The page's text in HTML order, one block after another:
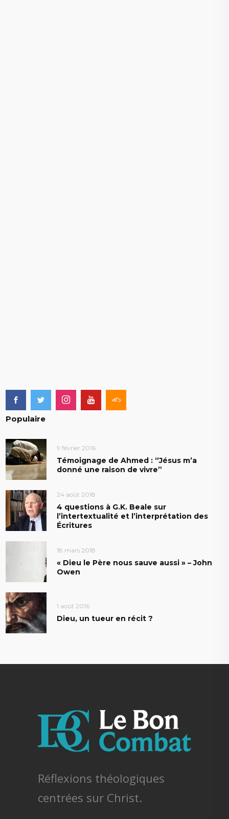
Populaire
9 février 2016
Témoignage de Ahmed : “Jésus m’a
donné une raison de vivre”
24 août 2018
4 questions à G.K. Beale sur
l’intertextualité et l’interprétation des
Écritures
18 mars 2018
« Dieu le Père nous sauve aussi » – John
Owen
1 août 2016
Dieu, un tueur en récit ?
Réflexions théologiques
centrées sur Christ.